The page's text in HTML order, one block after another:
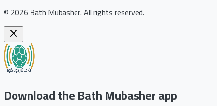
© 2026 Bath Mubasher.All rights reserved.
Download the Bath Mubasher app